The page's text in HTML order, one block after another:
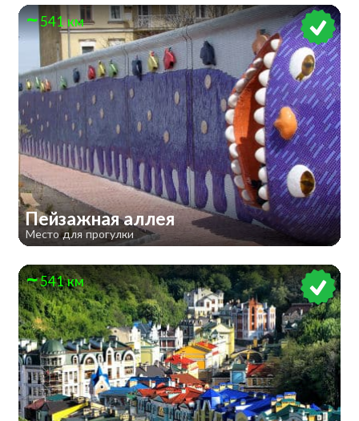
541 км
Пейзажная аллея
Место для прогулки
541 км